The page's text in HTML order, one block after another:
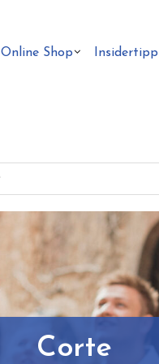
Online Shop Insidertipp
Corte